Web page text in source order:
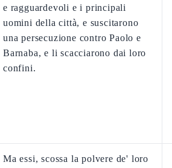
e ragguardevoli e i principali
uomini della città, e suscitarono
una persecuzione contro Paolo e
Barnaba, e li scacciarono dai loro
confini.
Ma essi, scossa la polvere de' loro